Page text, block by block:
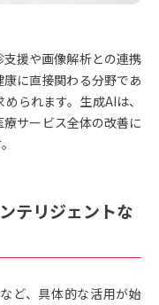
援や画像解析との連携
に直接関わる分野であ
られます。生成AIは、
サービス全体の改善に
テリジェントな
ど、具体的な活用が始